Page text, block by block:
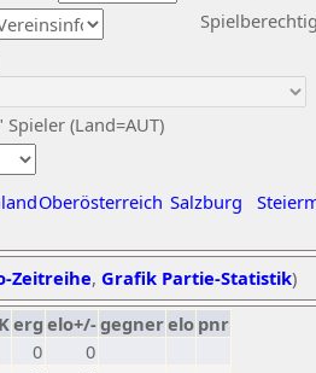
(Land=AUT)
Oberösterreich Salzburg
Zeitreihe, Grafik Partie-Statistik)
Kerg elo+/-gegnerelo pnr
0
0